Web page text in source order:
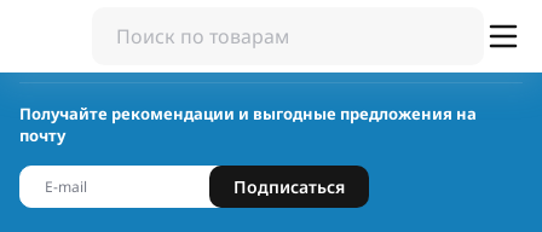
Получайте рекомендации и выгодные предложения на
почту
Подписаться